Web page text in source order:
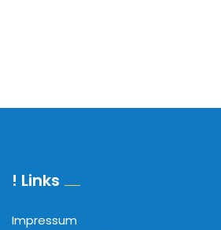
! Links
Impressum